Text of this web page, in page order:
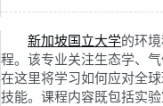
新加坡国立大学的环
程。该专业关注生态学、
在这里将学习如何应对全
技能。课程内容既包括实